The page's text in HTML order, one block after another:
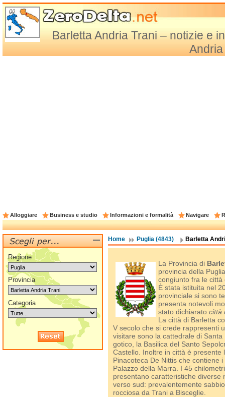
Barletta Andria Trani – notizie e
Alloggiare Business e studio Informazioni e formalità Navigare
Home Puglia (4843) Barletta
La Provincia di
provincia della
congiunto fra le città
È stata istituita nel
provinciale si sono
presenta notevoli
stato dichiarato città
La città di Barletta
V secolo che si crede rappresenti
visitare sono la cattedrale di
gotico, la Basilica del Santo
Castello. Inoltre in città è presente
Pinacoteca De Nittis che contiene
Palazzo della Marra. I 45
presentano caratteristiche
verso sud: prevalentemente
rocciosa da Trani a Bisceglie.
Regione
Provincia
Categoria